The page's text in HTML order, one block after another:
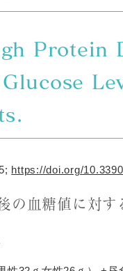
Protein
https://doi.org/
の血糖値に対す